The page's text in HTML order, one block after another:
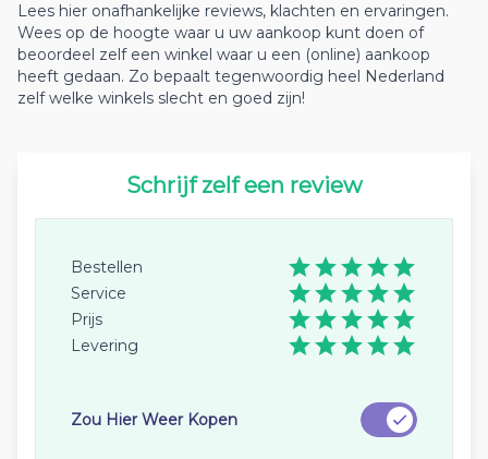
Lees hier onafhankelijke reviews, klachten en ervaringen.
Wees op de hoogte waar u uw aankoop kunt doen of
beoordeel zelf een winkel waar u een (online) aankoop
heeft gedaan. Zo bepaalt tegenwoordig heel Nederland
zelf welke winkels slecht en goed zijn!
Schrijf zelf een review
Bestellen
Service
Prijs
Levering
Zou Hier Weer Kopen